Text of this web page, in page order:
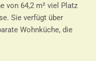
von 64,2 m² viel Platz
Sie verfügt über
Wohnküche, die